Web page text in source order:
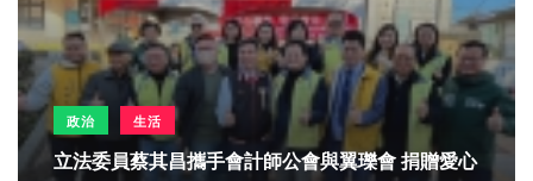
政治 生活
立法委員蔡其昌攜手會計師公會與翼瓅會 捐贈愛心